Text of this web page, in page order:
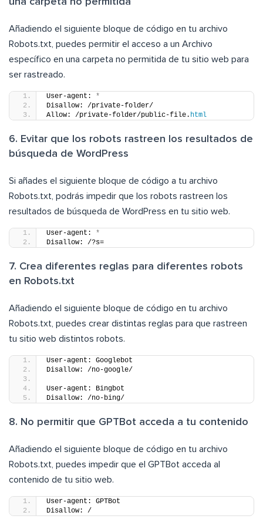
Añadiendo el siguiente bloque de código en tu archivo
Robots.txt, puedes permitir el acceso a un Archivo
específico en una carpeta no permitida de tu sitio web para
ser rastreado.
User-agent: *
Disallow: /private-folder/
Allow: /private-folder/public-file. html
6. Evitar que los robots rastreen los resultados de
búsqueda de WordPress
Si añades el siguiente bloque de código a tu archivo
Robots.txt, podrás impedir que los robots rastreen los
resultados de búsqueda de WordPress en tu sitio web.
User-agent: *
Disallow: /?s=
7. Crea diferentes reglas para diferentes robots
en Robots.txt
Añadiendo el siguiente bloque de código en tu archivo
Robots.txt, puedes crear distintas reglas para que rastreen
tu sitio web distintos robots.
User-agent: Googlebot
Disallow: /no-google/
User-agent: Bingbot
Disallow: /no-bing/
8. No permitir que GPTBot acceda a tu contenido
Añadiendo el siguiente bloque de código en tu archivo
Robots.txt, puedes impedir que el GPTBot acceda al
contenido de tu sitio web.
User-agent: GPTBot
Disallow: /